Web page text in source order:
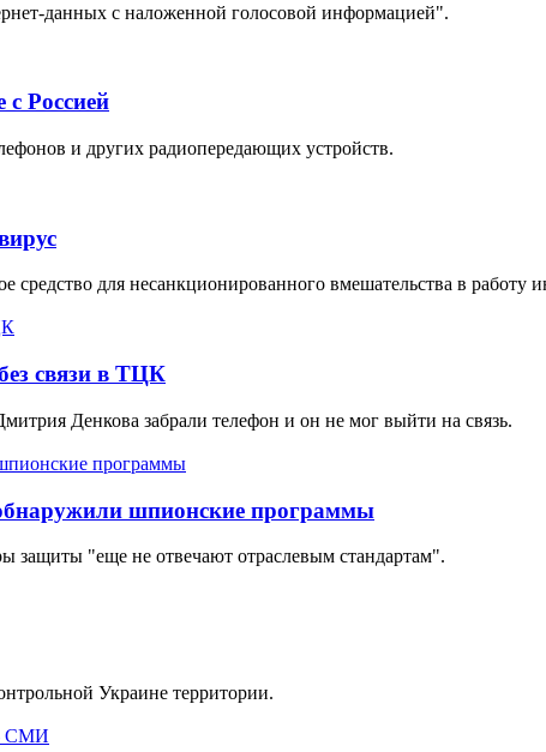
данных с наложенной голосовой информацией".
Россией
и других радиопередающих устройств.
средство для несанкционированного вмешательства в
связи в ТЦК
Денкова забрали телефон и он не мог выйти на связь.
шпионские программы
защиты "еще не отвечают отраслевым стандартам".
Украине территории.